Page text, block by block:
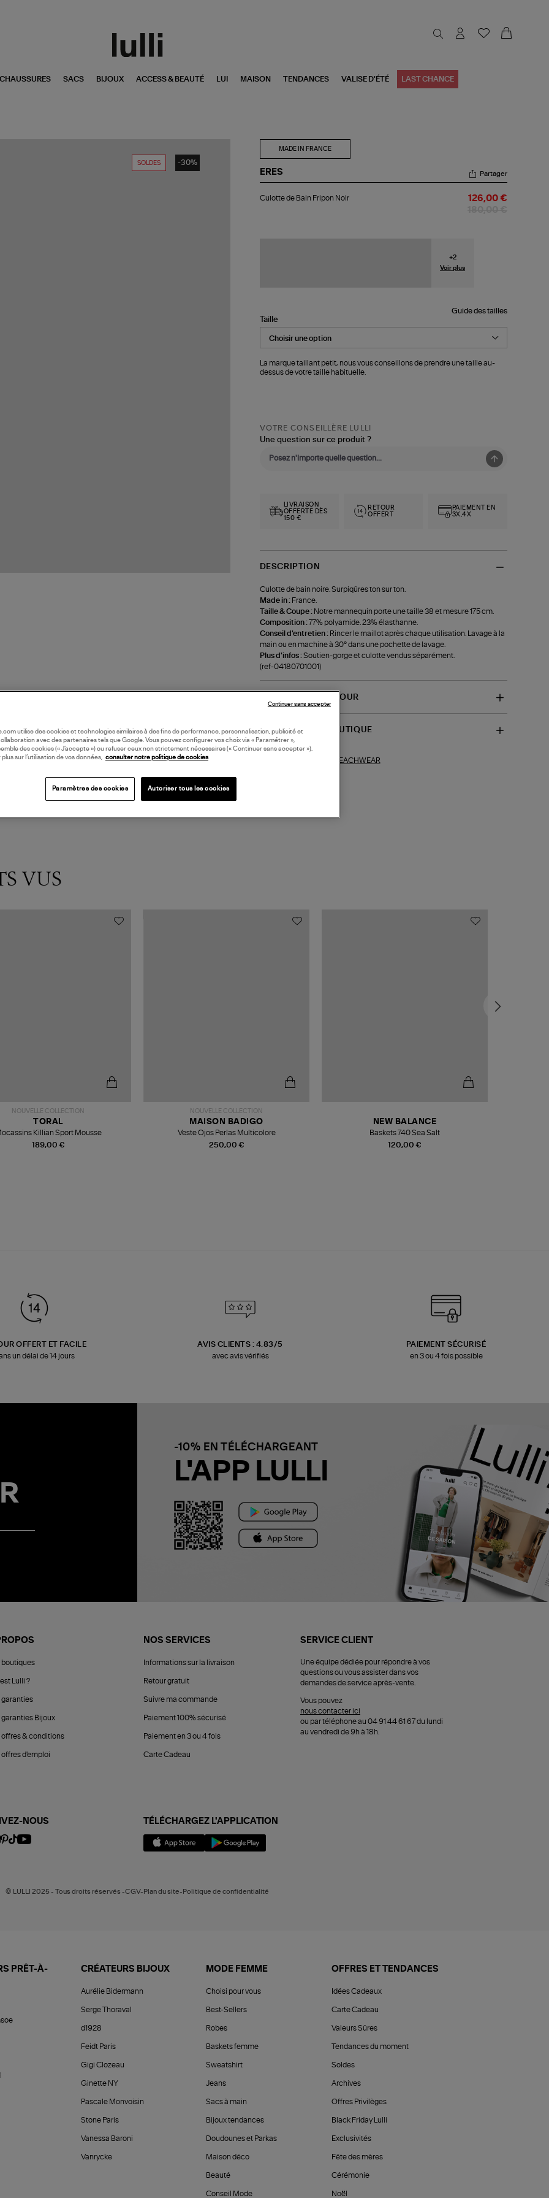
CHAUSSURES SACS BIJOUX ACCESS & BEAUTÉ LUI MAISON TENDANCES VALISE D'ÉTÉ LAST CHANCE
SOLDES -30%
MADE IN FRANCE
ERES
de
Partager
Culotte de Bain Fripon Noir 126,00 €
+2
Voir plus
Guide des tailles
Taille
La marque taillant petit, nous vous conseillons de prendre une taille au-
dessus de votre taille habituelle.
VOTRE CONSEILLÈRE LULLI
Une question sur ce produit ?
LIVRAISON
OFFERTE DÈS
150 €
RETOUR
OFFERT
PAIEMENT EN
3X,4X
DESCRIPTION
Culotte de bain noire. Surpiqûres ton sur ton.
Made in : France.
Taille & Coupe : Notre mannequin porte une taille 38 et mesure 175 cm.
Composition :77% polyamide. 23% élasthanne.
Conseil d'entretien : Rincer le maillot après chaque utilisation. Lavage à la
main ou en machine à 30° dans une pochette de lavage.
Plus d'infos :Soutien-gorge et culotte vendus séparément.
(ref-04180701001)
LIVRAISON ET RETOUR
DISPONIBILITÉ BOUTIQUE
BEACHWEAR
VUS
NOUVELLE COLLECTION
189,00 €
TORAL
Killian Sport Mousse
NOUVELLE COLLECTION
250,00 €
MAISON BADIGO
Veste Ojos Perlas Multicolore
120,00 €
NEW BALANCE
Baskets 740 Sea Salt
OFFERT ET FACILE
un délai de 14 jours
AVIS CLIENTS : 4.83/5
avec avis vérifiés
PAIEMENT SÉCURISÉ
en 3 ou 4 fois possible
-10% EN TÉLÉCHARGEANT
L'APP LULLI
boutiques
Lulli ?
garanties
garanties Bijoux
offres & conditions
offres d'emploi
NOS SERVICES
Informations sur la livraison
Retour gratuit
Suivre ma commande
Paiement 100% sécurisé
Paiement en 3 ou 4 fois
Carte Cadeau
SERVICE CLIENT
Une équipe dédiée pour répondre à vos
questions ou vous assister dans vos
demandes de service après-vente.
Vous pouvez
nous contacter ici
ou par téléphone au 04 91 44 61 67 du lundi
au vendredi de 9h à 18h.
NOUS TÉLÉCHARGEZ L'APPLICATION
© LULLI 2025 - Tous droits réservés -CGV-Plan du site-Politique de confidentialité
PRÊT-À-
CRÉATEURS BIJOUX
Aurélie Bidermann
Serge Thoraval
d1928
Feidt Paris
Gigi Clozeau
Ginette NY
Pascale Monvoisin
Stone Paris
Vanessa Baroni
Vanrycke
MODE FEMME
Choisi pour vous
Best-Sellers
Robes
Baskets femme
Sweatshirt
Jeans
Sacs à main
Bijoux tendances
Doudounes et Parkas
Maison déco
Beauté
Conseil Mode
OFFRES ET TENDANCES
Idées Cadeaux
Carte Cadeau
Valeurs Sûres
Tendances du moment
Soldes
Archives
Offres Privilèges
Black Friday Lulli
Exclusivités
Fête des mères
Cérémonie
Noël
utilise des cookies et technologies similaires à des fins de performance, personnalisation, publicité et
avec des partenaires tels que Google. Vous pouvez configurer vos choix via « Paramétrer »,
des cookies (« J’accepte ») ou refuser ceux non strictement nécessaires (« Continuer sans accepter »).
plus sur l’utilisation de vos données,
consulter notre politique de cookies
Paramètres des cookies Autoriser tous les cookies
Continuer sans accepter